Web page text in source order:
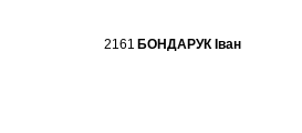
2161 БОНДАРУК Іван